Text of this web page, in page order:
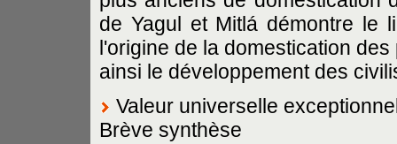
de Yagul et Mitlá démontre le
l'origine de la domestication
ainsi le développement des
Valeur universelle
Brève synthèse